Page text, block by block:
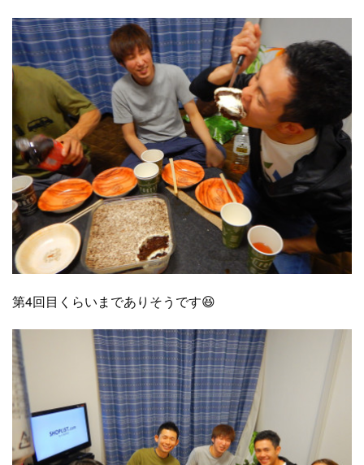
第4回目くらいまでありそうです😆